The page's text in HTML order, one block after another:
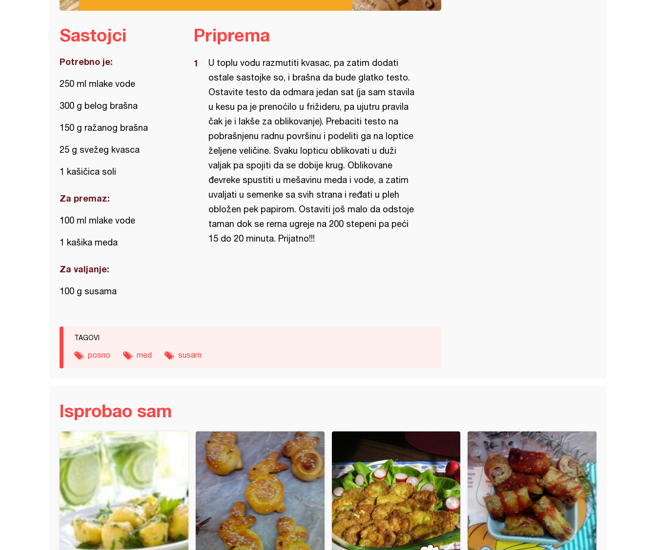
Sastojci
Potrebno je:
250 ml mlake vode
300 g belog brašna
150 g ražanog brašna
25 g svežeg kvasca
1 kašičica soli
Za premaz:
100 ml mlake vode
1 kašika meda
Za valjanje:
100 g susama
Priprema
U toplu vodu razmutiti kvasac, pa zatim dodati
ostale sastojke so, i brašna da bude glatko testo.
Ostavite testo da odmara jedan sat (ja sam stavila
u kesu pa je prenoćilo u frižideru, pa ujutru pravila
čak je i lakše za oblikovanje). Prebaciti testo na
pobrašnjenu radnu površinu i podeliti ga na loptice
željene veličine. Svaku lopticu oblikovati u duži
valjak pa spojiti da se dobije krug. Oblikovane
đevreke spustiti u mešavinu meda i vode, a zatim
uvaljati u semenke sa svih strana i ređati u pleh
obložen pek papirom. Ostaviti još malo da odstoje
taman dok se rerna ugreje na 200 stepeni pa peći
15 do 20 minuta. Prijatno!!!
TAGOVI
posno med susam
Isprobao sam
palačinke sa mlevenim mesom